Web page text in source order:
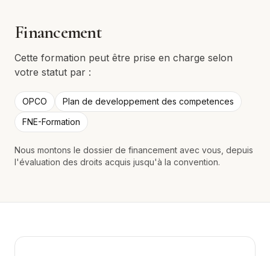
Financement
Cette formation peut être prise en charge selon
votre statut par :
OPCO
Plan de developpement des competences
FNE-Formation
Nous montons le dossier de financement avec vous, depuis
l'évaluation des droits acquis jusqu'à la convention.